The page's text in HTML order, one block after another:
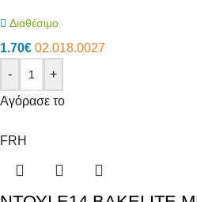
Διαθέσιμο
1.70€ 02.018.0027
-
+
Αγόρασε το
FRH